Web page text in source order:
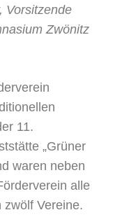
Vorsitzende
Zwönitz
11.
„Grüner
waren neben
alle
zwölf Vereine.